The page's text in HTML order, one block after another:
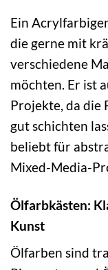
Ein
die gerne mit
verschiedene
möchten. Er ist
Projekte, da die
gut schichten
beliebt für
Mixed-Media-
Ölfarbkästen:
Kunst
Ölfarben sind